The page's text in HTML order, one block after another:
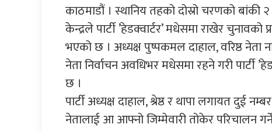
काठमाडौं । स्थानिय तहको दोस्रो चरणको बांकी
केन्द्रले पार्टी ’हेडक्वार्टर’ मधेसमा राखेर
भएको छ । अध्यक्ष पुष्पकमल दाहाल, वरिष्ठ नेता
नेता निर्वाचन अवधिभर मधेसमा रहने गरी पार्टी
छ ।
पार्टी अध्यक्ष दाहाल, श्रेष्ठ र थापा लगायत दुई
नेतालाई आ आफ्नो जिम्मेवारी तोकेर परिचालन